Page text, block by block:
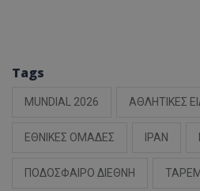
Tags
MUNDIAL 2026 ΑΘΛΗΤΙΚΕΣ
ΕΘΝΙΚΕΣ ΟΜΑΔΕΣ ΙΡΑΝ
ΠΟΔΟΣΦΑΙΡΟ ΔΙΕΘΝΗ ΤΑΡΕΜΙ